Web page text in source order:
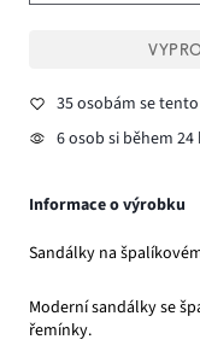
35 osobám se
6 osob si během
Informace o výrobku
Sandálky na
Moderní sandálky se
řemínky.